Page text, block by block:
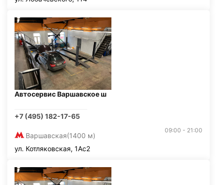
Автосервис Варшавское ш
+7 (495) 182-17-65
Варшавская(1400 м)
09:00 - 21:00
ул. Котляковская, 1Ас2